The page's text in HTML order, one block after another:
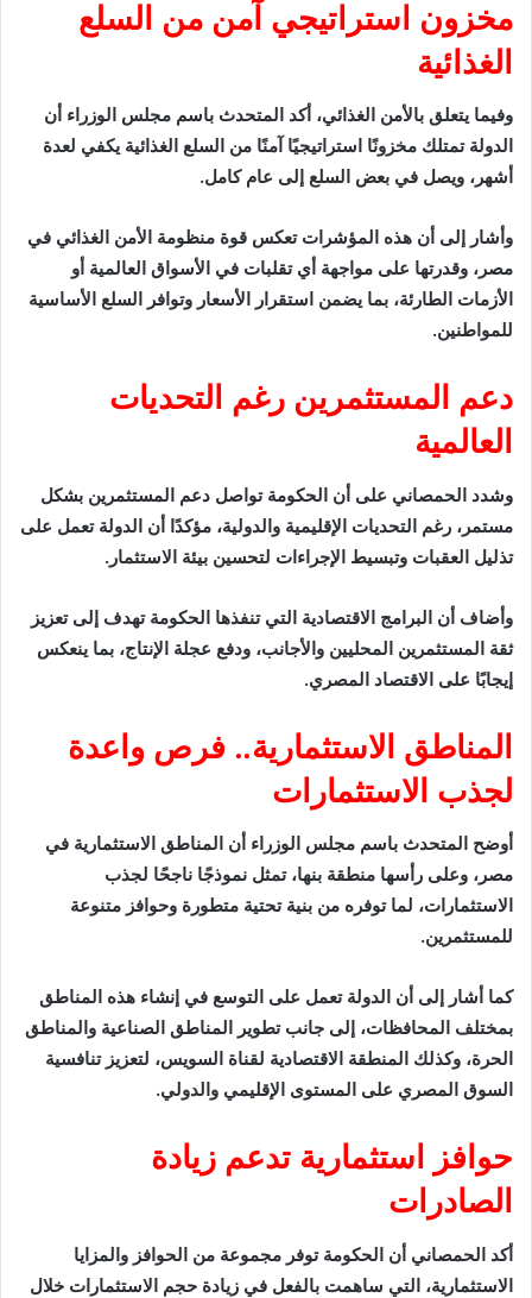
مخزون استراتيجي آمن من السلع
الغذائية
وفيما يتعلق بالأمن الغذائي، أكد المتحدث باسم مجلس الوزراء أن
الدولة تمتلك مخزونًا استراتيجيًا آمنًا من السلع الغذائية يكفي لعدة
أشهر، ويصل في بعض السلع إلى عام كامل.
وأشار إلى أن هذه المؤشرات تعكس قوة منظومة الأمن الغذائي في
مصر، وقدرتها على مواجهة أي تقلبات في الأسواق العالمية أو
الأزمات الطارئة، بما يضمن استقرار الأسعار وتوافر السلع الأساسية
للمواطنين.
دعم المستثمرين رغم التحديات
العالمية
وشدد الحمصاني على أن الحكومة تواصل دعم المستثمرين بشكل
مستمر، رغم التحديات الإقليمية والدولية، مؤكدًا أن الدولة تعمل على
تذليل العقبات وتبسيط الإجراءات لتحسين بيئة الاستثمار.
وأضاف أن البرامج الاقتصادية التي تنفذها الحكومة تهدف إلى تعزيز
ثقة المستثمرين المحليين والأجانب، ودفع عجلة الإنتاج، بما ينعكس
إيجابًا على الاقتصاد المصري.
المناطق الاستثمارية.. فرص واعدة
لجذب الاستثمارات
أوضح المتحدث باسم مجلس الوزراء أن المناطق الاستثمارية في
مصر، وعلى رأسها منطقة بنها، تمثل نموذجًا ناجحًا لجذب
الاستثمارات، لما توفره من بنية تحتية متطورة وحوافز متنوعة
للمستثمرين.
كما أشار إلى أن الدولة تعمل على التوسع في إنشاء هذه المناطق
بمختلف المحافظات، إلى جانب تطوير المناطق الصناعية والمناطق
الحرة، وكذلك المنطقة الاقتصادية لقناة السويس، لتعزيز تنافسية
السوق المصري على المستوى الإقليمي والدولي.
حوافز استثمارية تدعم زيادة
الصادرات
أكد الحمصاني أن الحكومة توفر مجموعة من الحوافز والمزايا
الاستثمارية، التي ساهمت بالفعل في زيادة حجم الاستثمارات خلال